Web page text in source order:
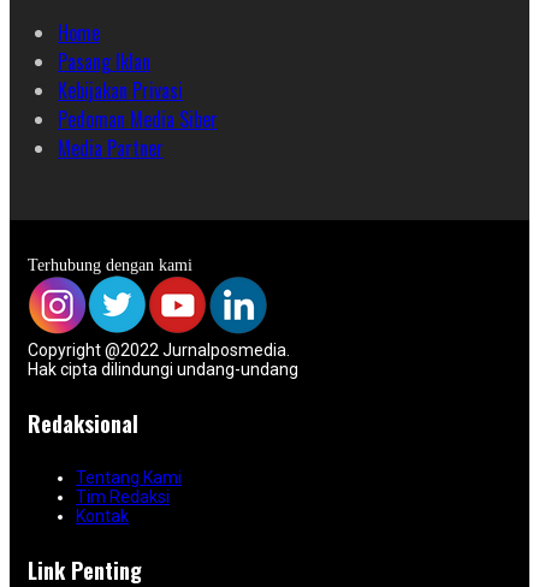
Home
Pasang Iklan
Kebijakan Privasi
Pedoman Media Siber
Media Partner
Terhubung dengan kami
Copyright @2022 Jurnalposmedia.
Hak cipta dilindungi undang-undang
Redaksional
Tentang Kami
Tim Redaksi
Kontak
Link Penting